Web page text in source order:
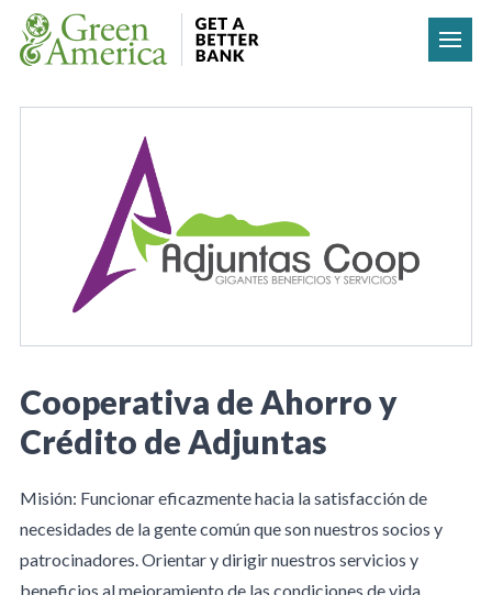
Skip to content
Cooperativa de Ahorro y
Crédito de Adjuntas
Misión: Funcionar eficazmente hacia la satisfacción de
necesidades de la gente común que son nuestros socios y
patrocinadores. Orientar y dirigir nuestros servicios y
beneficios al mejoramiento de las condiciones de vida